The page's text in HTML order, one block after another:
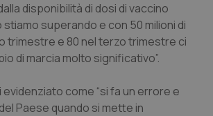
disponibilità di dosi di vaccino
stiamo superando e con 50 milioni di
trimestre e 80 nel terzo trimestre ci
di marcia molto significativo”.
come “si fa un errore e
Paese quando si mette in